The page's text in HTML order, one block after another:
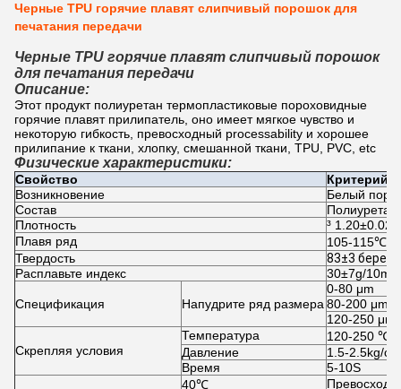
Черные TPU горячие плавят слипчивый порошок для
печатания передачи
Черные TPU горячие плавят слипчивый порошок
для печатания передачи
Описание:
Этот продукт полиуретан термопластиковые пороховидные
горячие плавят прилипатель, оно имеет мягкое чувство и
некоторую гибкость, превосходный processability и хорошее
прилипание к ткани, хлопку, смешанной ткани, TPU, PVC, etc
Физические характеристики:
Свойство
Критерий
Возникновение
Белый
Состав
Полиуретан
Плотность
³ 1.20±0.02
Плавя ряд
105-115℃
Твердость
83±3 берег a
Расплавьте индекс
30±7g/10min
Спецификация Напудрите ряд размера
0-80 μm
80-200 μm
120-250 μm
Скрепляя условия
Температура
120-250 ℃
Давление
1.5-2.5kg/
Время
5-10S
40℃